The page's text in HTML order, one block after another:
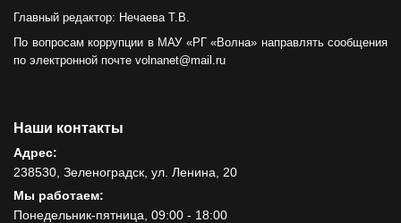
Главный редактор: Нечаева Т.В.
По вопросам коррупции в МАУ «РГ «Волна» направлять сообщения
по электронной почте volnanet@mail.ru
Наши контакты
Адрес:
238530, Зеленоградск, ул. Ленина, 20
Мы работаем:
Понедельник-пятница, 09:00 - 18:00